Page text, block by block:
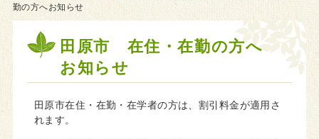
勤の方へお知らせ
田原市 在住・在勤の方へ
お知らせ
田原市在住・在勤・在学者の方は、割引料金が適用さ
れます。